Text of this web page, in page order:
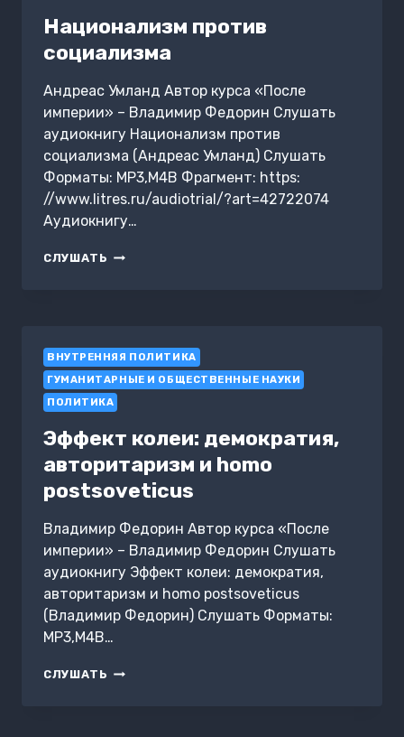
Национализм против
социализма
Андреас Умланд Автор курса «После
империи» – Владимир Федорин Слушать
аудиокнигу Национализм против
социализма (Андреас Умланд) Слушать
Форматы: MP3,M4B Фрагмент: https:
//www.litres.ru/audiotrial/?art=42722074
Аудиокнигу…
СЛУШАТЬ НАЦИОНАЛИЗМ
ВНУТРЕННЯЯ ПОЛИТИКА
ГУМАНИТАРНЫЕ И ОБЩЕСТВЕННЫЕ НАУКИ
ПОЛИТИКА
Эффект колеи: демократия,
авторитаризм и homo
postsoveticus
Владимир Федорин Автор курса «После
империи» – Владимир Федорин Слушать
аудиокнигу Эффект колеи: демократия,
авторитаризм и homo postsoveticus
(Владимир Федорин) Слушать Форматы:
MP3,M4B…
СЛУШАТЬ ЭФФЕКТ